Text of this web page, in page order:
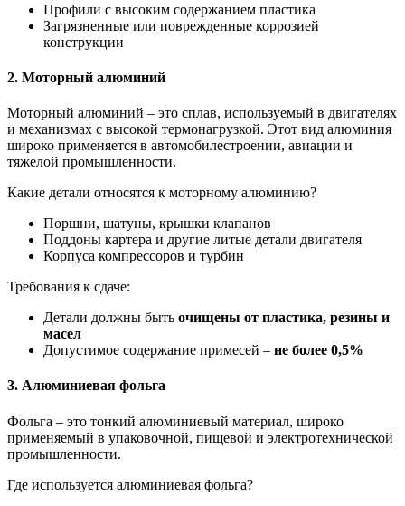
Профили с высоким содержанием пластика
Загрязненные или поврежденные коррозией
конструкции
2. Моторный алюминий
Моторный алюминий – это сплав, используемый в двигателях
и механизмах с высокой термонагрузкой. Этот вид алюминия
широко применяется в автомобилестроении, авиации и
тяжелой промышленности.
Какие детали относятся к моторному алюминию?
Поршни, шатуны, крышки клапанов
Поддоны картера и другие литые детали двигателя
Корпуса компрессоров и турбин
Требования к сдаче:
Детали должны быть очищены от пластика, резины и
масел
Допустимое содержание примесей – не более 0,5%
3. Алюминиевая фольга
Фольга – это тонкий алюминиевый материал, широко
применяемый в упаковочной, пищевой и электротехнической
промышленности.
Где используется алюминиевая фольга?